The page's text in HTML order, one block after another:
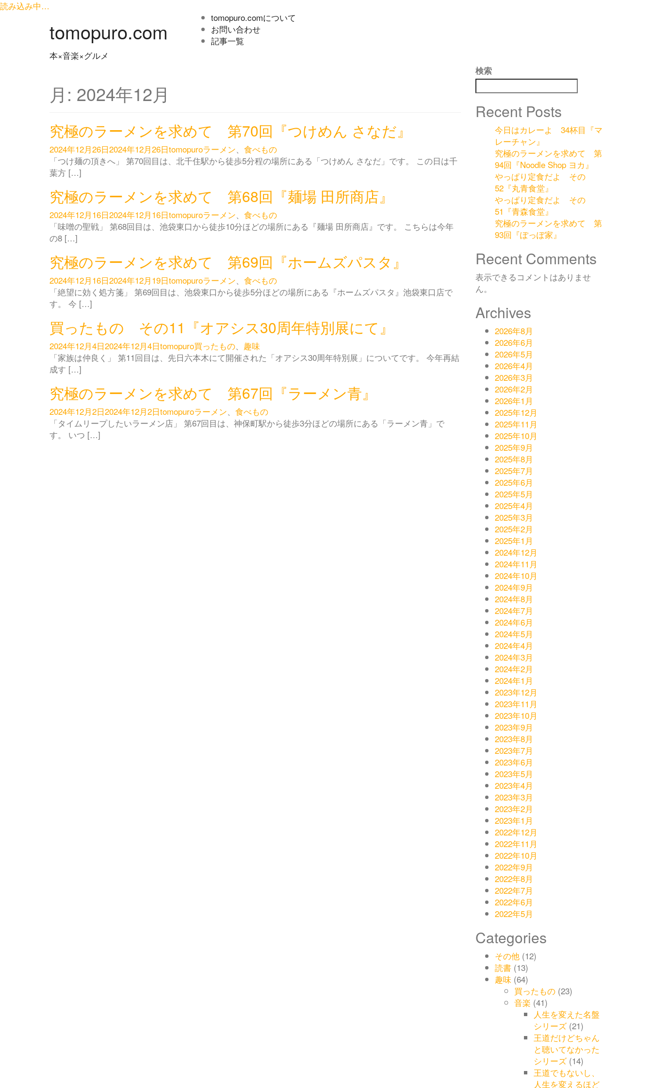
読み込み中…
tomopuro.com
本×音楽×グルメ
tomopuro.comについて
お問い合わせ
記事一覧
月: 2024年12月
究極のラーメンを求めて 第70回『つけめん さなだ』
2024年12月26日2024年12月26日tomopuroラーメン、 食べもの
「つけ麺の頂きへ」 第70回目は、北千住駅から徒歩5分程の場所にある「つけめん さなだ」です。 この日は千
葉方 […]
究極のラーメンを求めて 第68回『麺場 田所商店』
2024年12月16日2024年12月16日tomopuroラーメン、 食べもの
「味噌の聖戦」 第68回目は、池袋東口から徒歩10分ほどの場所にある『麺場 田所商店』です。 こちらは今年
の8 […]
究極のラーメンを求めて 第69回『ホームズパスタ』
2024年12月16日2024年12月19日tomopuroラーメン、 食べもの
「絶望に効く処方箋」 第69回目は、池袋東口から徒歩5分ほどの場所にある『ホームズパスタ』池袋東口店で
す。 今 […]
買ったもの その11『オアシス30周年特別展にて』
2024年12月4日2024年12月4日tomopuro買ったもの、 趣味
「家族は仲良く」 第11回目は、先日六本木にて開催された「オアシス30周年特別展」についてです。 今年再結
成す […]
究極のラーメンを求めて 第67回『ラーメン青』
2024年12月2日2024年12月2日tomopuroラーメン、 食べもの
「タイムリープしたいラーメン店」 第67回目は、神保町駅から徒歩3分ほどの場所にある「ラーメン青」で
す。 いつ […]
検索
Recent Posts
今日はカレーよ 34杯目『マ
レーチャン』
究極のラーメンを求めて 第
94回『Noodle Shop ヨカ』
やっぱり定食だよ その
52『丸青食堂』
やっぱり定食だよ その
51『青森食堂』
究極のラーメンを求めて 第
93回『ぽっぽ家』
Recent Comments
表示できるコメントはありませ
ん。
Archives
2026年8月
2026年6月
2026年5月
2026年4月
2026年3月
2026年2月
2026年1月
2025年12月
2025年11月
2025年10月
2025年9月
2025年8月
2025年7月
2025年6月
2025年5月
2025年4月
2025年3月
2025年2月
2025年1月
2024年12月
2024年11月
2024年10月
2024年9月
2024年8月
2024年7月
2024年6月
2024年5月
2024年4月
2024年3月
2024年2月
2024年1月
2023年12月
2023年11月
2023年10月
2023年9月
2023年8月
2023年7月
2023年6月
2023年5月
2023年4月
2023年3月
2023年2月
2023年1月
2022年12月
2022年11月
2022年10月
2022年9月
2022年8月
2022年7月
2022年6月
2022年5月
Categories
その他(12)
読書(13)
趣味(64)
買ったもの(23)
音楽 (41)
人生を変えた名盤
シリーズ(21)
王道だけどちゃん
と聴いてなかった
シリーズ(14)
王道でもないし、
人生を変えるほど